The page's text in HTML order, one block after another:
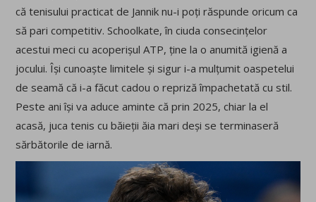
că tenisului practicat de Jannik nu-i poți răspunde oricum ca
să pari competitiv. Schoolkate, în ciuda consecințelor
acestui meci cu acoperișul ATP, ține la o anumită igienă a
jocului. Își cunoaște limitele și sigur i-a mulțumit oaspetelui
de seamă că i-a făcut cadou o repriză împachetată cu stil.
Peste ani își va aduce aminte că prin 2025, chiar la el
acasă, juca tenis cu băieții ăia mari deși se terminaseră
sărbătorile de iarnă.